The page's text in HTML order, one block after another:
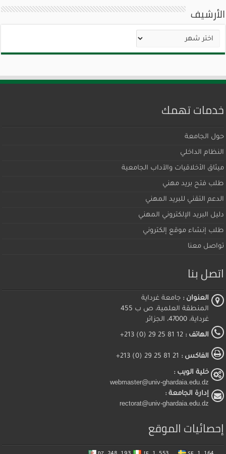
الأرشيف
الأرشيف
خدمات تهمك
حول الجامعة
النظام الداخلي
ميثاق اﻷخلاقيات والآداب الجامعية
طلب فتح بريد مهني
الدعم التقني للبريد المهني
دليل البريد الإلكتروني المهني
طلب إنشاء موقع إلكتروني
تواصل معنا
اتصل بنا
العنوان : جامعة غرداية
المنطقة العلمية، ص ب 455
غرداية، 47000، الجزائر
الهاتف : 12 81 25 29 (0) 213+
الفاكس :
خلية الويب :
webmaster@univ-ghardaia.edu.dz
إدارة الجامعة :
rectorat@univ-ghardaia.edu.dz
إحصائيات الموقع